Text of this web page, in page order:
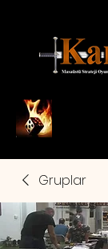
Gruplar